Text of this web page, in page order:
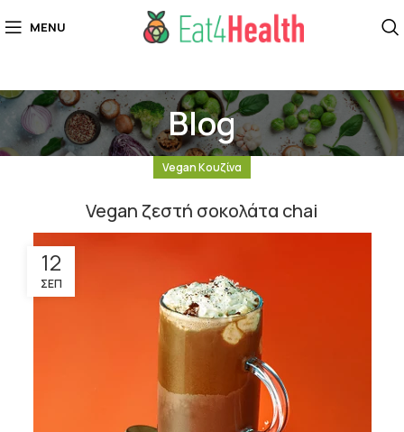
MENU
Blog
Vegan Κουζίνα
Vegan ζεστή σοκολάτα chai
12
ΣΕΠ